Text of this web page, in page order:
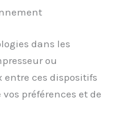
dans les
ou
entre ces dispositifs
préférences et de